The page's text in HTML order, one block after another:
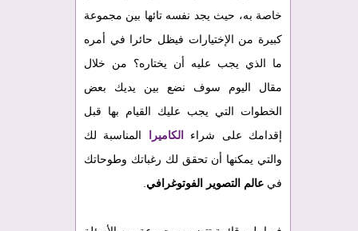
خاصة به، حيث يجد نفسه تائها بين مجموعة
كبيرة من الإختيارات فيظل حائرا في أمره
ما الذي يجب عليه أن يختاره؟ من خلال
مقال اليوم سوف نضع بين يديك بعض
الخطوات التي يجب عليك القيام بها قبل
إقدامك على شراء
الكاميرا المناسبة لك
والتي يمكنها أن تحقق لك رغباتك وطوحاتك
في عالم التصوير الفوتوغرافي